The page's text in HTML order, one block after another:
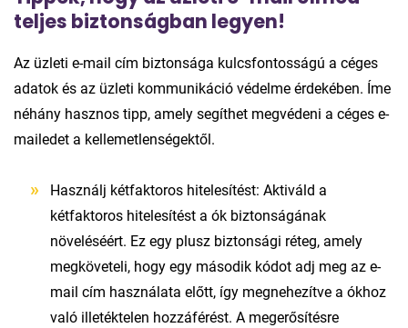
teljes biztonságban legyen!
Az üzleti e-mail cím biztonsága kulcsfontosságú a céges
adatok és az üzleti kommunikáció védelme érdekében. Íme
néhány hasznos tipp, amely segíthet megvédeni a céges e-
mailedet a kellemetlenségektől.
Használj kétfaktoros hitelesítést: Aktiváld a
kétfaktoros hitelesítést a ók biztonságának
növeléséért. Ez egy plusz biztonsági réteg, amely
megköveteli, hogy egy második kódot adj meg az e-
mail cím használata előtt, így megnehezítve a ókhoz
való illetéktelen hozzáférést. A megerősítésre